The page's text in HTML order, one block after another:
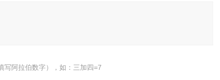
写阿拉伯数字），如：三加四=7